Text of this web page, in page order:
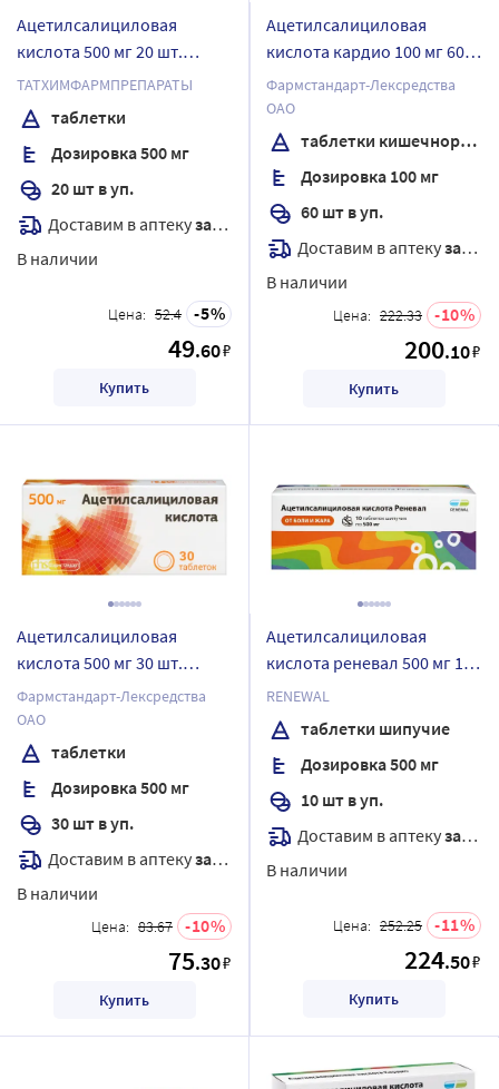
Ацетилсалициловая
кислота 500 мг 20 шт.
таблетки
ТАТХИМФАРМПРЕПАРАТЫ
таблетки
Дозировка 500 мг
20 шт в уп.
Доставим в аптекузавтра
В наличии
Цена: 52.4 5
49.60₽
Купить
Ацетилсалициловая
кислота кардио 100 мг 60
шт. блистер таблетки
кишечнорастворимые ,
покрытые пленочной
оболочкой
Фармстандарт-Лексредства
ОАО
таблетки кишечнорастворимые , покрытые пленочной оболочкой
Дозировка 100 мг
60 шт в уп.
Доставим в аптекузавтра
В наличии
Цена: 222.33 10
200.10₽
Купить
Ацетилсалициловая
кислота 500 мг 30 шт.
блистер таблетки
Фармстандарт-Лексредства
ОАО
таблетки
Дозировка 500 мг
30 шт в уп.
Доставим в аптекузавтра
В наличии
Цена: 83.67 10
75.30₽
Купить
Ацетилсалициловая
кислота реневал 500 мг 10
шт. таблетки шипучие
RENEWAL
таблетки шипучие
Дозировка 500 мг
10 шт в уп.
Доставим в аптекузавтра
В наличии
Цена: 252.25 11
224.50₽
Купить